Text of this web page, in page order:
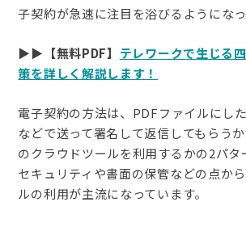
子契約が急速に注目を浴びるようになっ
▶︎▶︎【無料PDF】 テレワークで生じる
策を詳しく解説します！
電子契約の方法は、PDFファイルにし
などで送って署名して返信してもらう
のクラウドツールを利用するかの2パタ
セキュリティや書面の保管などの点か
ルの利用が主流になっています。